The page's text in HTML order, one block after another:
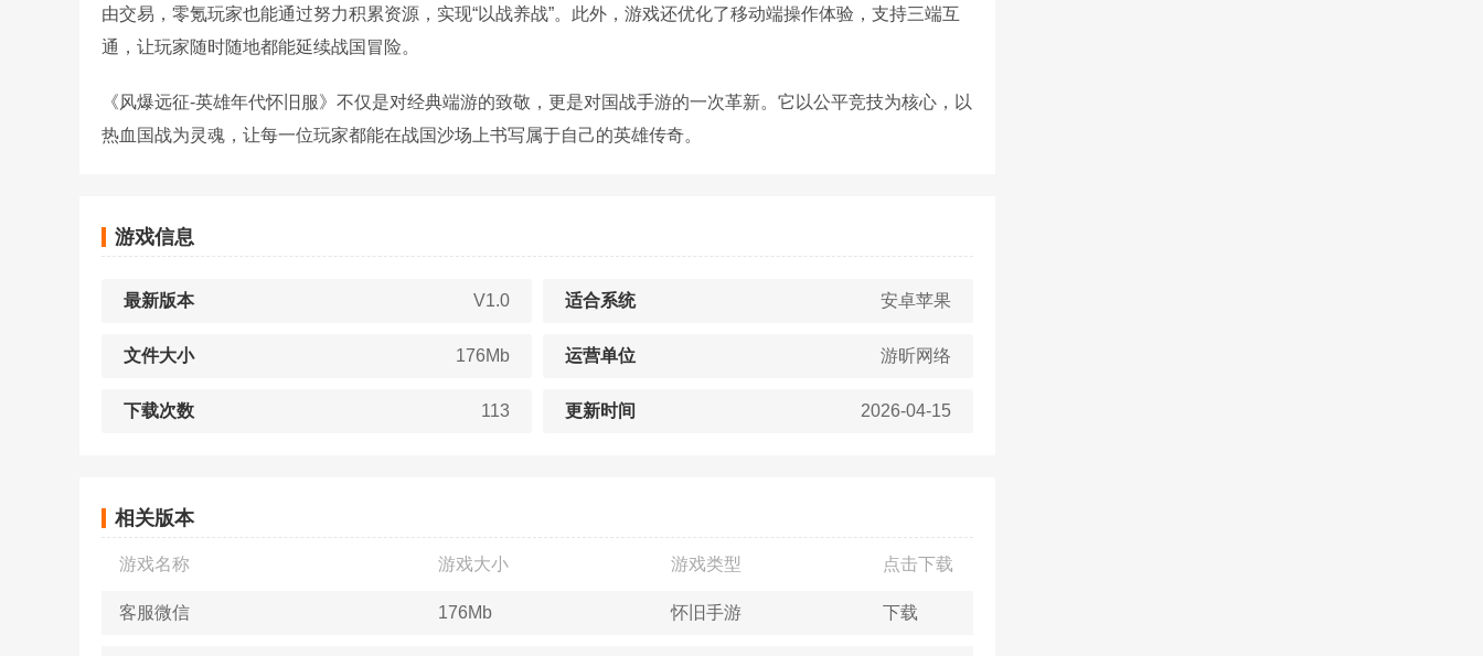
由交易，零氪玩家也能通过努力积累资源，实现“以战养战”。此外，游戏还优化了移动端操作体验，支持三端互
通，让玩家随时随地都能延续战国冒险。
《风爆远征-英雄年代怀旧服》不仅是对经典端游的致敬，更是对国战手游的一次革新。它以公平竞技为核心，以
热血国战为灵魂，让每一位玩家都能在战国沙场上书写属于自己的英雄传奇。
游戏信息
最新版本 V1.0 适合系统 安卓苹果
文件大小 176Mb 运营单位 游昕网络
下载次数 113 更新时间 2026-04-15
相关版本
游戏名称 游戏大小 游戏类型 点击下载
客服微信 176Mb 怀旧手游 下载